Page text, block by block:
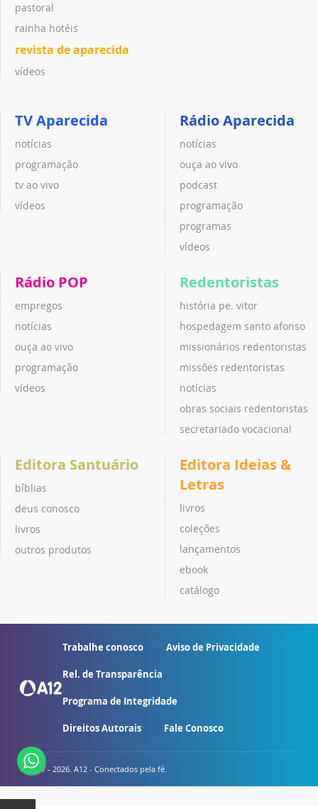
pastoral
rainha hotéis
revista de aparecida
vídeos
TV Aparecida
notícias
programação
tv ao vivo
vídeos
Rádio Aparecida
notícias
ouça ao vivo
podcast
programação
programas
vídeos
Rádio POP
empregos
notícias
ouça ao vivo
programação
vídeos
Redentoristas
história pe. vitor
hospedagem santo afonso
missionários redentoristas
missões redentoristas
notícias
obras sociais redentoristas
secretariado vocacional
Editora Santuário
bíblias
deus conosco
livros
outros produtos
Editora Ideias &
Letras
livros
coleções
lançamentos
ebook
catálogo
Trabalhe conosco Aviso de Privacidade
Rel. de Transparência
Programa de Integridade
Direitos Autorais Fale Conosco
© 2007 - 2026. A12 - Conectados pela fé.